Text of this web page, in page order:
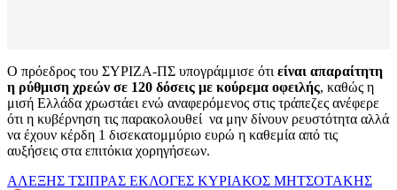
Ο πρόεδρος του ΣΥΡΙΖΑ-ΠΣ υπογράμμισε ότι είναι απαραίτητη
η ρύθμιση χρεών σε 120 δόσεις με κούρεμα οφειλής, καθώς η
μισή Ελλάδα χρωστάει ενώ αναφερόμενος στις τράπεζες ανέφερε
ότι η κυβέρνηση τις παρακολουθεί να μην δίνουν ρευστότητα αλλά
να έχουν κέρδη 1 δισεκατομμύριο ευρώ η καθεμία από τις
αυξήσεις στα επιτόκια χορηγήσεων.
ΑΛΕΞΗΣ ΤΣΙΠΡΑΣ ΕΚΛΟΓΕΣ ΚΥΡΙΑΚΟΣ ΜΗΤΣΟΤΑΚΗΣ